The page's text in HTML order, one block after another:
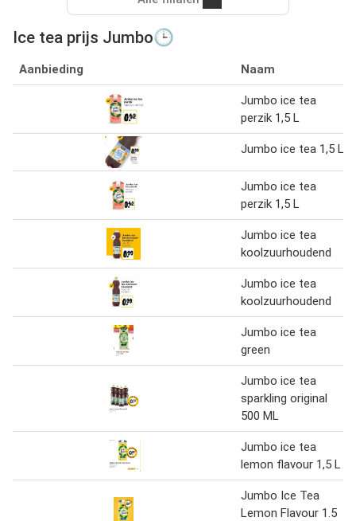
Ice tea prijs Jumbo🕒
Aanbieding Naam
Jumbo ice tea
perzik 1,5 L
Jumbo ice tea 1,5 L
Jumbo ice tea
perzik 1,5 L
Jumbo ice tea
koolzuurhoudend
Jumbo ice tea
koolzuurhoudend
Jumbo ice tea
green
Jumbo ice tea
sparkling original
500 ML
Jumbo ice tea
lemon flavour 1,5 L
Jumbo Ice Tea
Lemon Flavour 1.5